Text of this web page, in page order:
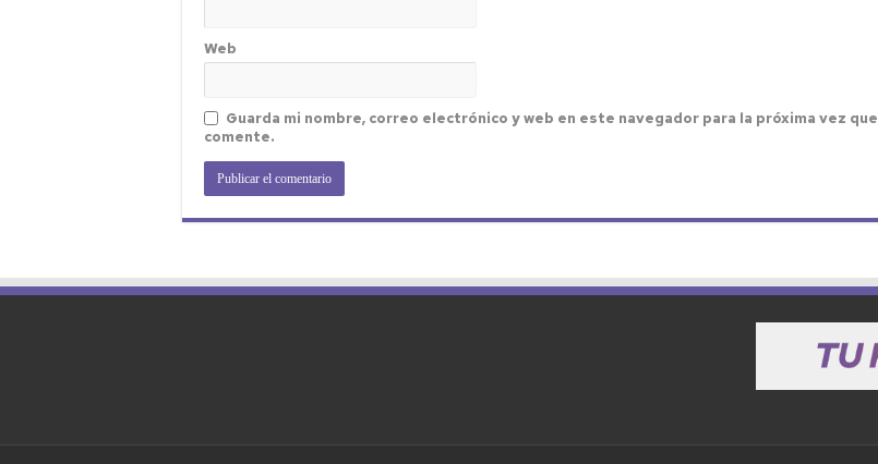
Web
Guarda mi nombre, correo electrónico y web en este navegador para la próxima vez que
comente.